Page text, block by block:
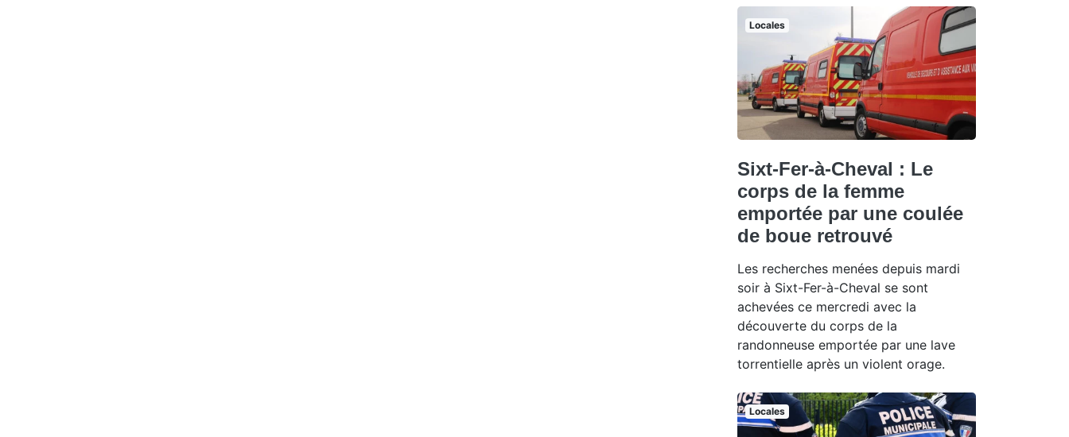
Locales
Sixt-Fer-à-Cheval : Le
corps de la femme
emportée par une coulée
de boue retrouvé
Les recherches menées depuis mardi
soir à Sixt-Fer-à-Cheval se sont
achevées ce mercredi avec la
découverte du corps de la
randonneuse emportée par une lave
torrentielle après un violent orage.
Locales